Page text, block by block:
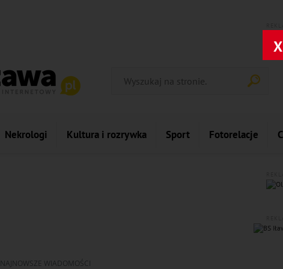
X
Nekrologi Kultura i rozrywka Sport Fotorelacje
NAJNOWSZE WIADOMOŚCI